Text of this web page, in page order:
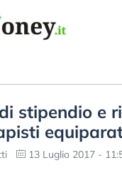
stipendio e
13 Luglio 2017 -